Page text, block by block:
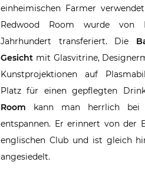
einheimischen Farmer
Redwood Room wurde von
Jahrhundert transferiert. Die
Gesicht mit Glasvitrine,
Kunstprojektionen auf
Platz für einen gepflegten
Room kann man herrlich bei
entspannen. Er erinnert von der
englischen Club und ist gleich
angesiedelt.